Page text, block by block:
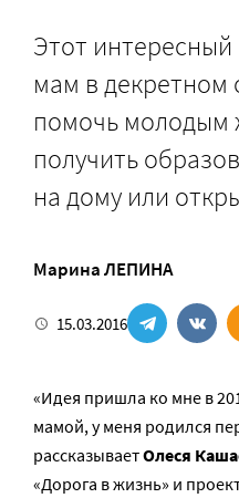
Этот
мам в декретном
помочь
получить
на дому или
Марина ЛЕПИНА
15.03.2016
«Идея пришла ко мне в
мамой, у меня родился
рассказываетОлеся
«Дорога в жизнь» и